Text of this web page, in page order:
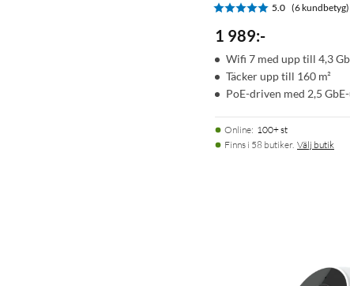
5.0 (6 kundbetyg)
1 989:-
Wifi 7 med upp till 4,3
Täcker upp till 160 m²
PoE-driven med 2,5
Online: 100+ st
Finns i 58 butiker. Välj butik